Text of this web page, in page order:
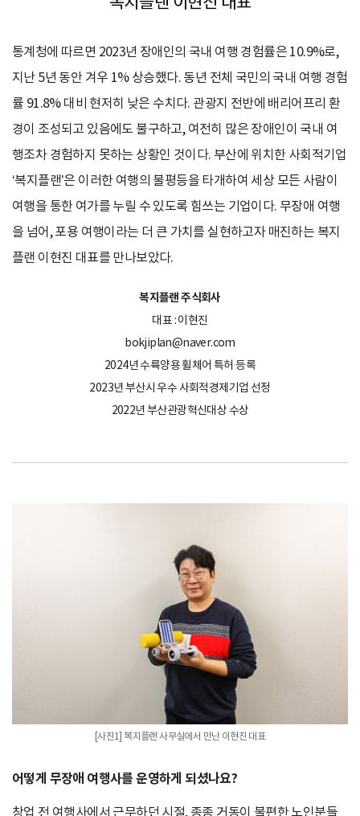
통계청에 따르면 2023년 장애인의 국내 여행 경험률은 10.9%로,
지난 5년 동안 겨우 1% 상승했다. 동년 전체 국민의 국내 여행 경험
률 91.8% 대비 현저히 낮은 수치다. 관광지 전반에 배리어프리 환
경이 조성되고 있음에도 불구하고, 여전히 많은 장애인이 국내 여
행조차 경험하지 못하는 상황인 것이다. 부산에 위치한 사회적기업
‘복지플랜’은 이러한 여행의 불평등을 타개하여 세상 모든 사람이
여행을 통한 여가를 누릴 수 있도록 힘쓰는 기업이다. 무장애 여행
을 넘어, 포용 여행이라는 더 큰 가치를 실현하고자 매진하는 복지
플랜 이현진 대표를 만나보았다.
복지플랜 주식회사
대표 : 이현진
bokjiplan@naver.com
2024년 수륙양용 휠체어 특허 등록
2023년 부산시 우수 사회적경제기업 선정
2022년 부산관광혁신대상 수상
[사진1] 복지플랜 사무실에서 만난 이현진 대표
어떻게 무장애 여행사를 운영하게 되셨나요?
창업 전 여행사에서 근무하던 시절, 종종 거동이 불편한 노인분들